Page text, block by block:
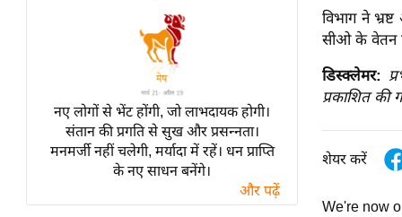
व्रत
त्योहार
राशिफल
विशेष
नए लोगों से भेंट होंगी, जो लाभदायक होगी।
संतान की प्रगति से सुख और प्रसन्नता।
मनमर्जी नहीं चलेगी, मर्यादा में रहें। धन प्राप्ति
के नए साधन बनेंगे।
और पढ़ें
विभाग ने
सीओ के वेतन
डिस्क्लेमर:
प्रकाशित की
शेयर करें
We're now